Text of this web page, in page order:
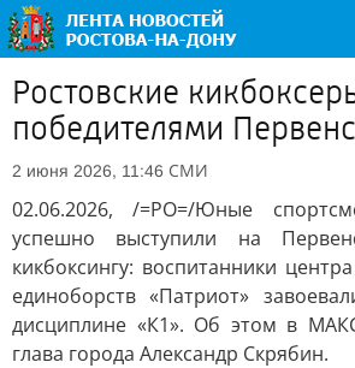
Ростовские
победителями
2 июня 2026, 11:46 СМИ
02.06.2026, /=РО=/Юные
успешно выступили на
кикбоксингу: воспитанники
единоборств «Патриот»
дисциплине «К1». Об этом в
глава города Александр Скрябин.